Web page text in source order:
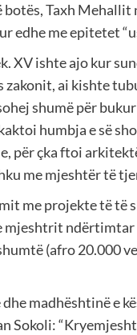
Taxh Mehallit
edhe me epitetet
XV ishte ajo kur
zakonit, ai kishte
shumë për
humbja e së
për çka ftoi
me mjeshtër të
me projekte të të
ndërtimtar
(afro 20.000
madhështinë e
Sokoli: